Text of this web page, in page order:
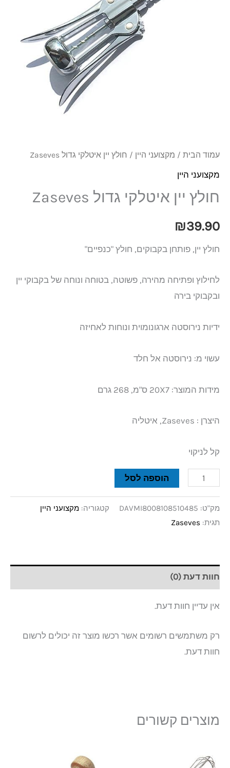
עמוד הבית / מקצועני היין / חולץ יין איטלקי גדול Zaseves
מקצועני היין
חולץ יין איטלקי גדול Zaseves
₪39.90
חולץ יין, פותחן בקבוקים, חולץ "כנפיים"
לחילוץ ופתיחה מהירה, פשוטה, בטוחה ונוחה של בקבוקי יין
ובקבוקי בירה
ידיות נירוסטה ארגונומוית ונוחות לאחיזה
עשוי מ: נירוסטה אל חלד
מידות המוצר: 20X7 ס"מ, 268 גרם
היצרן : Zaseves, איטליה
קל לניקוי
הוספה לסל
מק"ט: DAVMI8008108510485 קטגוריה: מקצועני היין
תגית: Zaseves
חוות דעת (0)
אין עדיין חוות דעת.
רק משתמשים רשומים אשר רכשו מוצר זה יכולים לרשום
חוות דעת.
מוצרים קשורים